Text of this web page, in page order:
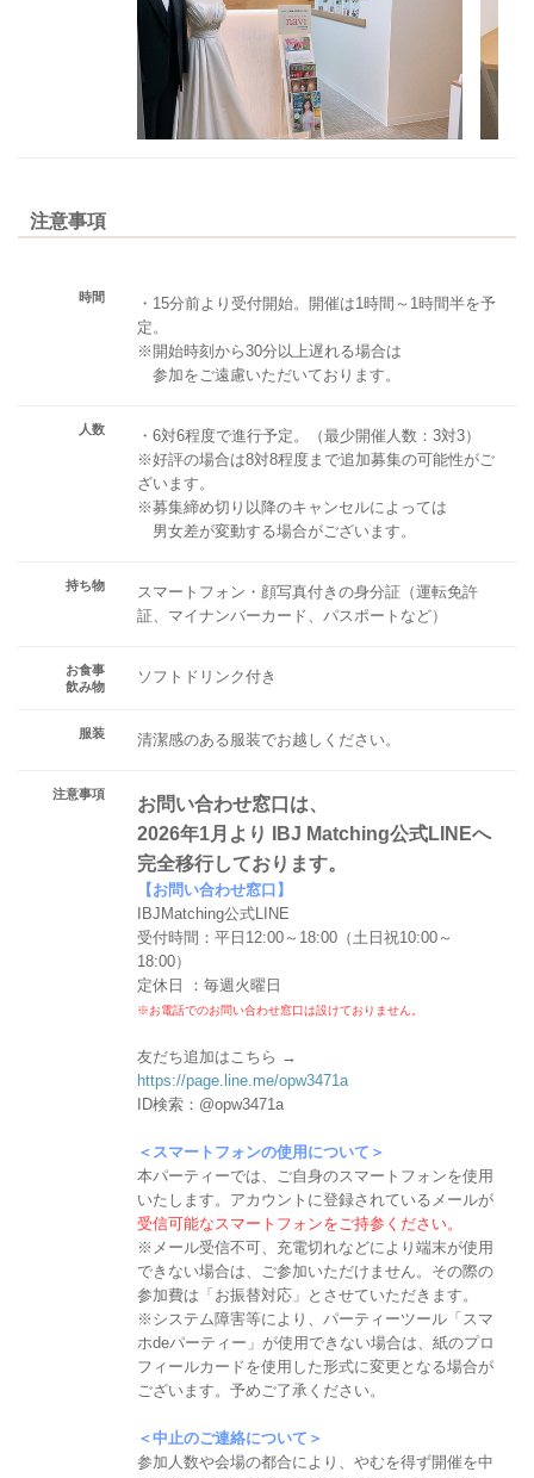
注意事項
時間
・15分前より受付開始。開催は1時間～1時間半を予
定。
※開始時刻から30分以上遅れる場合は
参加をご遠慮いただいております。
人数
・6対6程度で進行予定。（最少開催人数：3対3）
※好評の場合は8対8程度まで追加募集の可能性がご
ざいます。
※募集締め切り以降のキャンセルによっては
男女差が変動する場合がございます。
持ち物
スマートフォン・顔写真付きの身分証（運転免許
証、マイナンバーカード、パスポートなど）
お食事
飲み物
ソフトドリンク付き
服装 清潔感のある服装でお越しください。
注意事項
お問い合わせ窓口は、
2026年1月より IBJ Matching公式LINEへ
完全移行しております。
【お問い合わせ窓口】
IBJMatching公式LINE
受付時間：平日12:00～18:00（土日祝10:00～
18:00）
定休日 ：毎週火曜日
※お電話でのお問い合わせ窓口は設けておりません。
友だち追加はこちら →
https://page.line.me/opw3471a
ID検索：@opw3471a
＜スマートフォンの使用について＞
本パーティーでは、ご自身のスマートフォンを使用
いたします。アカウントに登録されているメールが
受信可能なスマートフォンをご持参ください。
※メール受信不可、充電切れなどにより端末が使用
できない場合は、ご参加いただけません。その際の
参加費は「お振替対応」とさせていただきます。
※システム障害等により、パーティーツール「スマ
ホdeパーティー」が使用できない場合は、紙のプロ
フィールカードを使用した形式に変更となる場合が
ございます。予めご了承ください。
＜中止のご連絡について＞
参加人数や会場の都合により、やむを得ず開催を中